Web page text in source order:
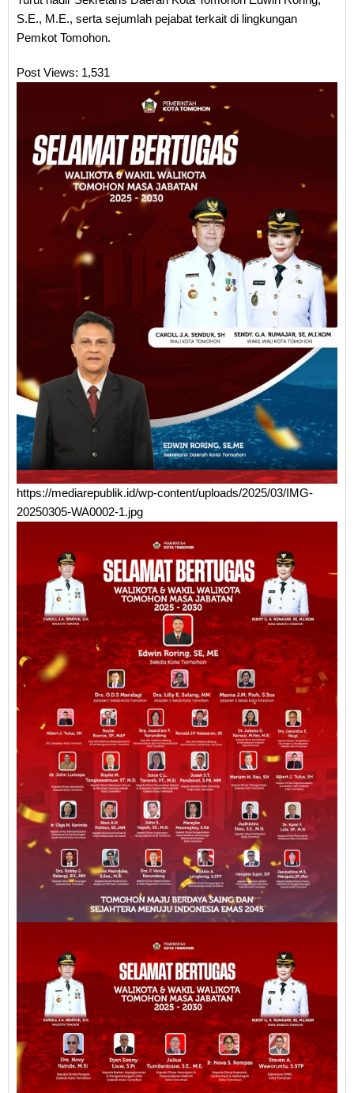
S.E., M.E., serta sejumlah pejabat terkait di lingkungan
Pemkot Tomohon.
Post Views: 1,531
https://mediarepublik.id/wp-content/uploads/2025/03/IMG-
20250305-WA0002-1.jpg